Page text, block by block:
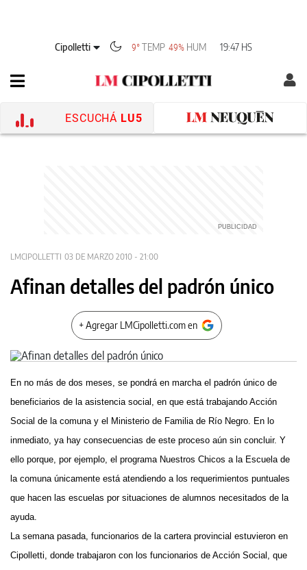
Cipolletti 9° TEMP 49% HUM 19:47 HS
ESCUCHÁ LU5
LMCIPOLLETTI 03 DE MARZO 2010 - 21:00
Afinan detalles del padrón único
+ Agregar LMCipolletti.com en
En no más de dos meses, se pondrá en marcha el padrón único de
beneficiarios de la asistencia social, en que está trabajando Acción
Social de la comuna y el Ministerio de Familia de Río Negro. En lo
inmediato, ya hay consecuencias de este proceso aún sin concluir. Y
ello porque, por ejemplo, el programa Nuestros Chicos a la Escuela de
la comuna únicamente está atendiendo a los requerimientos puntuales
que hacen las escuelas por situaciones de alumnos necesitados de la
ayuda.
La semana pasada, funcionarios de la cartera provincial estuvieron en
Cipolletti, donde trabajaron con los funcionarios de Acción Social, que